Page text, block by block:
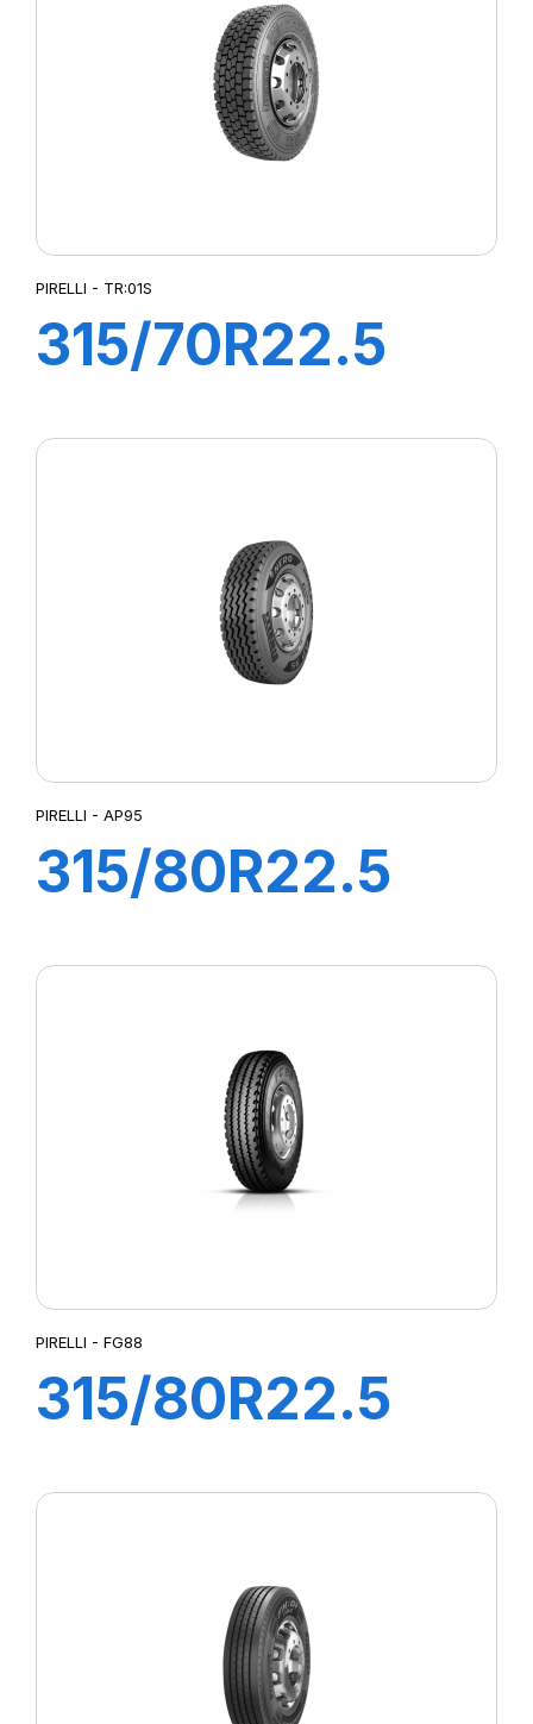
PIRELLI - TR:01S
315/70R22.5
PIRELLI - AP95
315/80R22.5
PIRELLI - FG88
315/80R22.5